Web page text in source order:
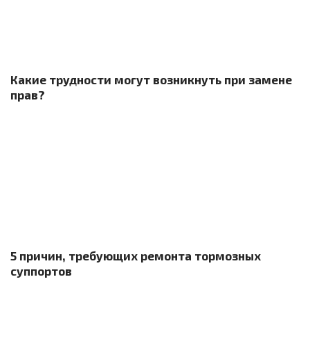
Какие трудности могут возникнуть при замене
прав?
5 причин, требующих ремонта тормозных
суппортов